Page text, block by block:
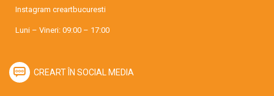
Instagram creartbucuresti
Luni – Vineri: 09:00 – 17:00
CREART ÎN SOCIAL MEDIA